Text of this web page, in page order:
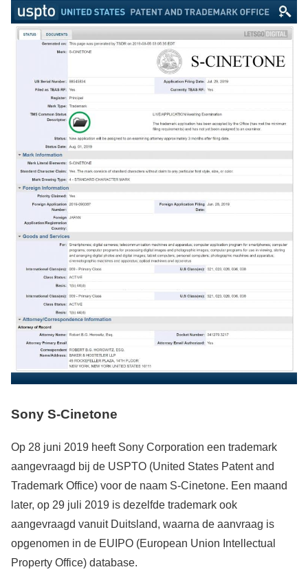
Sony S-Cinetone
Op 28 juni 2019 heeft Sony Corporation een trademark
aangevraagd bij de USPTO (United States Patent and
Trademark Office) voor de naam S-Cinetone. Een maand
later, op 29 juli 2019 is dezelfde trademark ook
aangevraagd vanuit Duitsland, waarna de aanvraag is
opgenomen in de EUIPO (European Union Intellectual
Property Office) database.